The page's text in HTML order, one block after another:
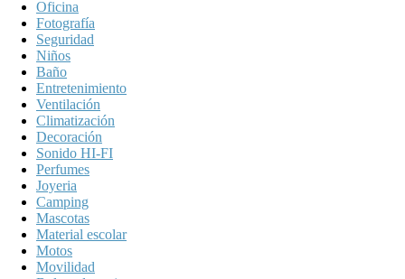
Oficina
Fotografía
Seguridad
Niños
Baño
Entretenimiento
Ventilación
Climatización
Decoración
Sonido HI-FI
Perfumes
Joyeria
Camping
Mascotas
Material escolar
Motos
Movilidad